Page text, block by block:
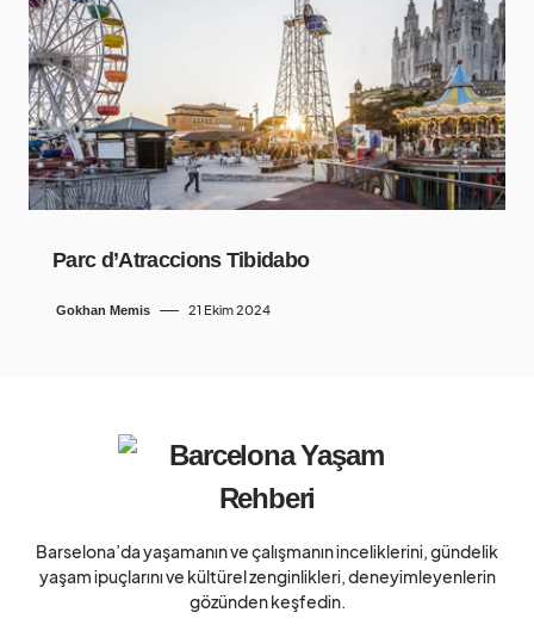
Parc d’Atraccions Tibidabo
Gokhan Memis 21 Ekim 2024
Barselona’da yaşamanın ve çalışmanın inceliklerini, gündelik
yaşam ipuçlarını ve kültürel zenginlikleri, deneyimleyenlerin
gözünden keşfedin.